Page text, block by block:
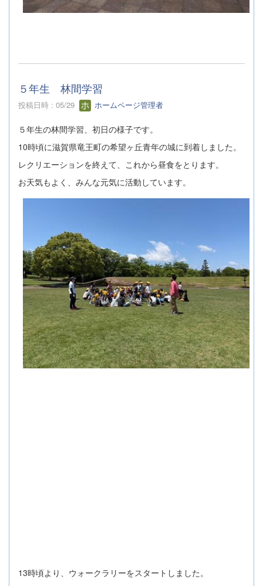
５年生 林間学習
投稿日時 : 05/29 ホームページ管理者
５年生の林間学習、初日の様子です。
10時頃に滋賀県竜王町の希望ヶ丘青年の城に到着しました。
レクリエーションを終えて、これから昼食をとります。
お天気もよく、みんな元気に活動しています。
13時頃より、ウォークラリーをスタートしました。